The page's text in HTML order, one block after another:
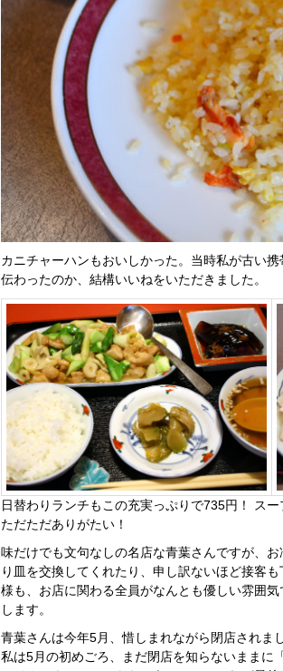
カニチャーハンもおいしかった。当時私が古い
伝わったのか、結構いいねをいただきました。
日替わりランチもこの充実っぷりで735円！ スー
ただただありがたい！
味だけでも文句なしの名店な青葉さんですが、
り皿を交換してくれたり、申し訳ないほど接客
様も、お店に関わる全員がなんとも優しい雰囲
します。
青葉さんは今年5月、惜しまれながら閉店されまし
私は5月の初めごろ、まだ閉店を知らないままに